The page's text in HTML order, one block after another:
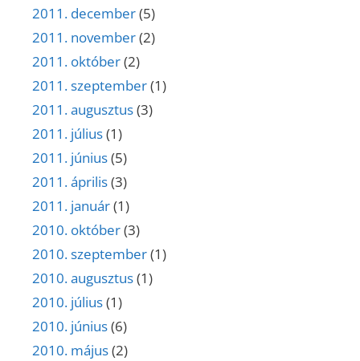
2011. december(5)
2011. november(2)
2011. október(2)
2011. szeptember(1)
2011. augusztus(3)
2011. július(1)
2011. június(5)
2011. április(3)
2011. január(1)
2010. október(3)
2010. szeptember(1)
2010. augusztus(1)
2010. július(1)
2010. június(6)
2010. május(2)